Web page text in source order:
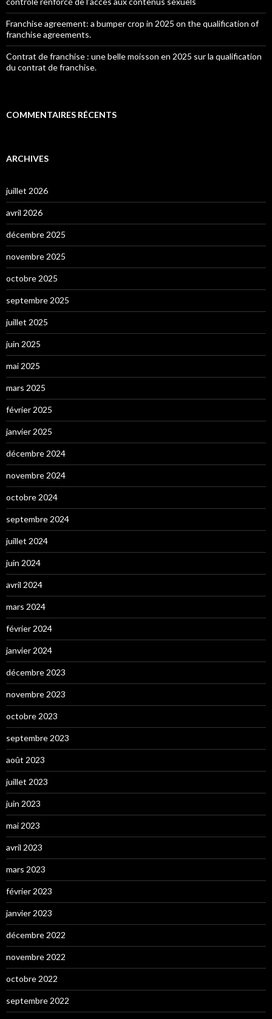
Franchise agreement: a bumper crop in 2025 on the qualification of
franchise agreements.
Contrat de franchise : une belle moisson en 2025 sur la qualification
du contrat de franchise.
COMMENTAIRES RÉCENTS
ARCHIVES
juillet 2026
avril 2026
décembre 2025
novembre 2025
octobre 2025
septembre 2025
juillet 2025
juin 2025
mai 2025
mars 2025
février 2025
janvier 2025
décembre 2024
novembre 2024
octobre 2024
septembre 2024
juillet 2024
juin 2024
avril 2024
mars 2024
février 2024
janvier 2024
décembre 2023
novembre 2023
octobre 2023
septembre 2023
août 2023
juillet 2023
juin 2023
mai 2023
avril 2023
mars 2023
février 2023
janvier 2023
décembre 2022
novembre 2022
octobre 2022
septembre 2022